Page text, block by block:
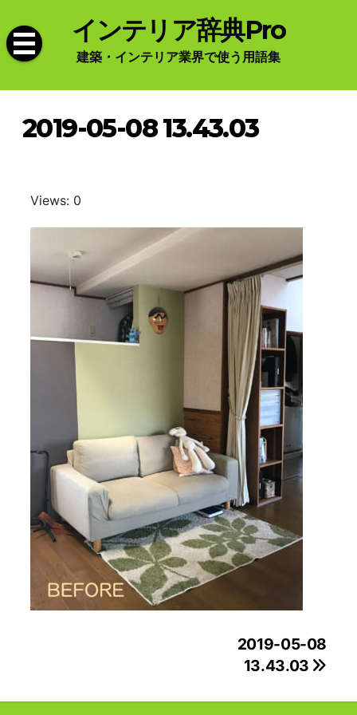
to
content
インテリア辞典Pro
建築・インテリア業界で使う用語集
2019-05-08 13.43.03
Views: 0
2019-05-08
13.43.03